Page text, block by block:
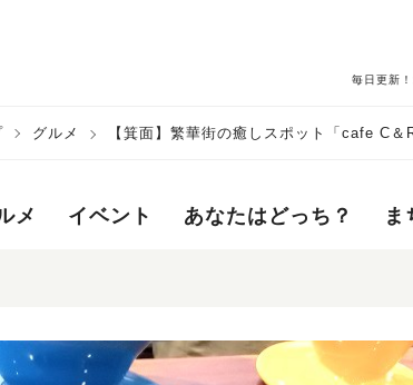
毎日更新
グルメ 【箕面】繁華街の癒しスポット「cafe C
メ イベント あなたはどっち？ ま